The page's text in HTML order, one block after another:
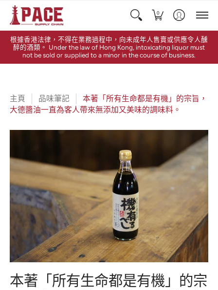
0
根據香港法律，不得在業務過程中，向未成年人售賣或供應令人醺
醉的酒類。 Under the law of Hong Kong, intoxicating liquor must
not be sold or supplied to a minor in the course of business.
主頁 品味筆記
本著「所有生命都是有機」的宗旨，
大德醬油一直為客人帶來無添加又美味的調味料。
本著「所有生命都是有機」的宗